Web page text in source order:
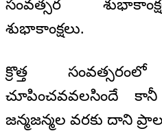
సంవత్సర
శుభాకాంక్షలు.
క్రొత్త
చూపించవవలసిందే
జన్మజన్మల వరకు దాని